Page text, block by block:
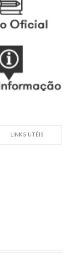
LINKS UTÉIS